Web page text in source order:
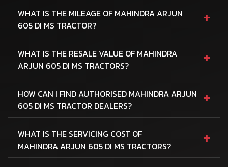
WHAT IS THE MILEAGE OF MAHINDRA ARJUN
605 DI MS TRACTOR?
+
WHAT IS THE RESALE VALUE OF MAHINDRA
ARJUN 605 DI MS TRACTORS?
+
HOW CAN I FIND AUTHORISED MAHINDRA ARJUN
605 DI MS TRACTOR DEALERS?
+
WHAT IS THE SERVICING COST OF
MAHINDRA ARJUN 605 DI MS TRACTORS?
+